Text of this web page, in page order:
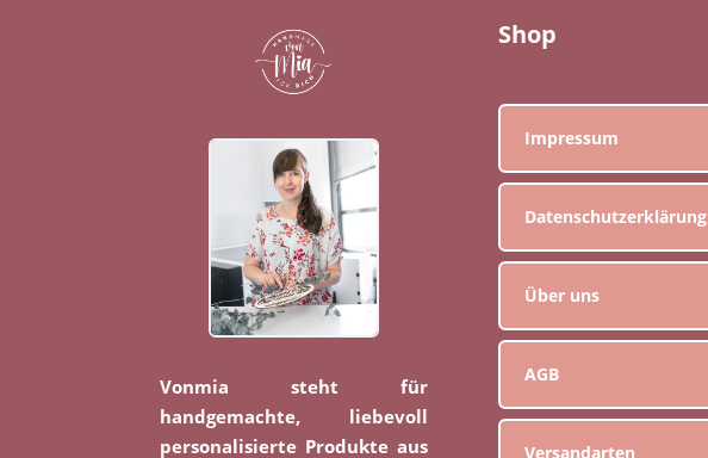
Vonmia steht für
handgemachte, liebevoll
personalisierte Produkte aus
Shop
Impressum
Datenschutzerklärung
Über uns
AGB
Versandarten